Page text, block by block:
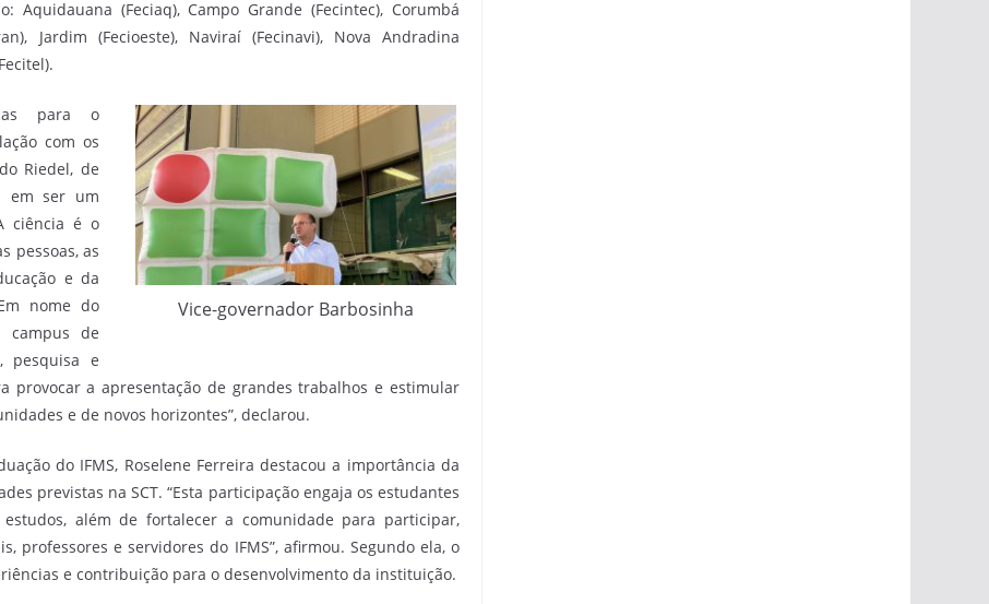
(Feciaq), Campo Grande (Fecintec), Corumbá
Jardim (Fecioeste), Naviraí (Fecinavi), Nova Andradina
Vice-governador Barbosinha
para o
com os
Riedel, de
em ser um
ciência é o
pessoas, as
e da
nome do
campus de
pesquisa e
provocar a apresentação de grandes trabalhos e estimular
e de novos horizontes”, declarou.
do IFMS, Roselene Ferreira destacou a importância da
previstas na SCT. “Esta participação engaja os estudantes
além de fortalecer a comunidade para participar,
professores e servidores do IFMS”, afirmou. Segundo ela, o
e contribuição para o desenvolvimento da instituição.